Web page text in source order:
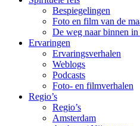
Bespiegelingen
Foto en film van de
De weg naar binnen
Ervaringen
Ervaringsverhalen
Weblogs
Podcasts
Foto- en filmverhalen
Regio’s
Regio’s
Amsterdam